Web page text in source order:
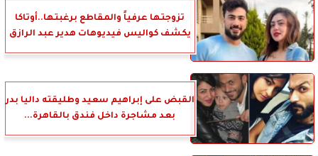
تزوجتها عرفياً والمقاطع برغبتها..أوتاكا
يكشف كواليس فيديوهات هدير عبد الرازق
القبض على إبراهيم سعيد وطليقته داليا بدر
بعد مشاجرة داخل فندق بالقاهرة...